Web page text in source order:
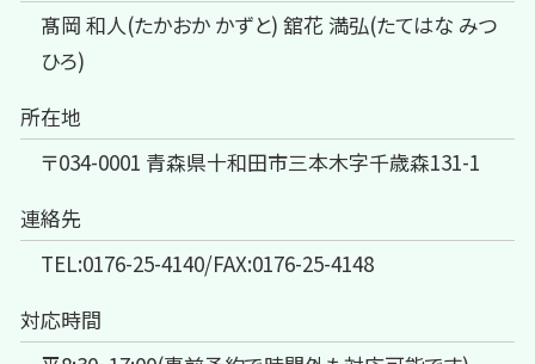
髙岡 和人(たかおか かずと) 舘花 満弘(たてはな みつ
ひろ)
所在地
〒034-0001 青森県十和田市三本木字千歳森131-1
連絡先
TEL:0176-25-4140/FAX:0176-25-4148
対応時間